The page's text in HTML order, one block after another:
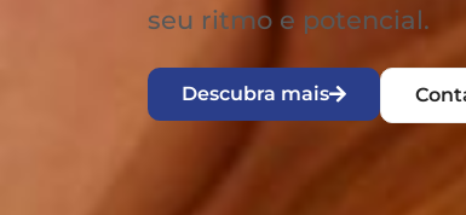
seu ritmo e potencial.
Descubra mais